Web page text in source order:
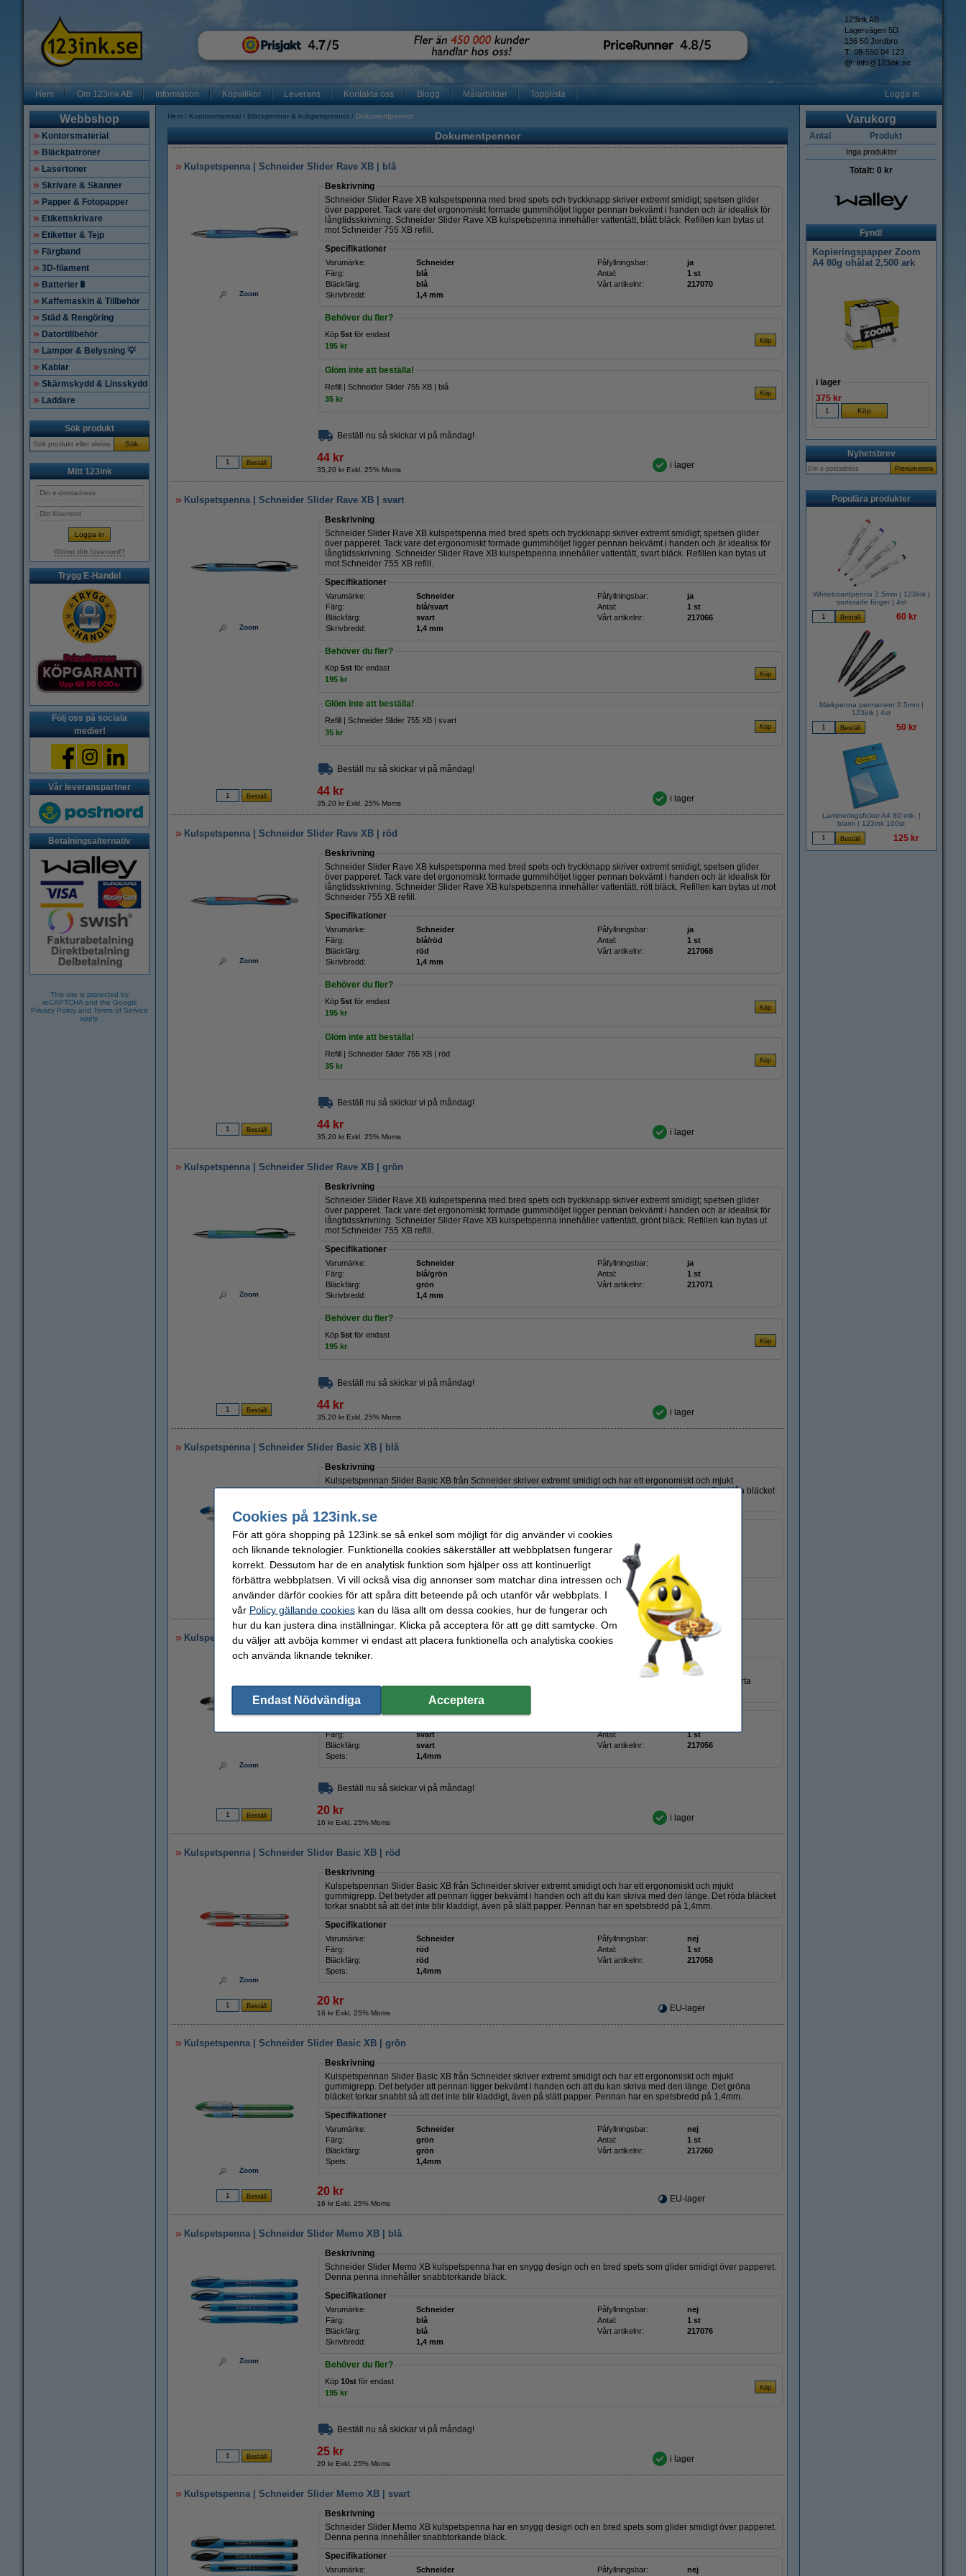
123ink AB
Lagervägen 5D
136 50 Jordbro
T: 08-550 04 123
@: info@123ink.se
Hem Om 123ink AB Information Köpvillkor Leverans Kontakta oss Blogg Målarbilder Topplista Logga in
Webbshop
Kontorsmaterial
Bläckpatroner
Lasertoner
Skrivare & Skanner
Papper & Fotopapper
Etikettskrivare
Etiketter & Tejp
Färgband
3D-filament
Batterier🔋
Kaffemaskin & Tillbehör
Städ & Rengöring
Datortillbehör
Lampor & Belysning 💡
Kablar
Skärmskydd & Linsskydd
Laddare
Sök produkt
Sök
Mitt 123ink
Glömt ditt lösenord?
Trygg E-Handel
Följ oss på sociala
medier!
Vår leveranspartner
Betalningsalternativ
This site is protected by
reCAPTCHA and the Google
Privacy Policy and Terms of Service
apply.
Hem Kontorsmaterial Bläckpennor & kulspetspennor Dokumentpennor
Dokumentpennor
Kulspetspenna | Schneider Slider Rave XB | blå
Zoom
Beskrivning
Schneider Slider Rave XB kulspetspenna med bred spets och tryckknapp skriver extremt smidigt; spetsen glider
över papperet. Tack vare det ergonomiskt formade gummihöljet ligger pennan bekvämt i handen och är idealisk för
långtidsskrivning. Schneider Slider Rave XB kulspetspenna innehåller vattentätt, blått bläck. Refillen kan bytas ut
mot Schneider 755 XB refill.
Specifikationer
Varumärke: Schneider Påfyllningsbar:
ja
Färg:
blå Antal:
1 st
Bläckfärg:
blå Vårt artikelnr:
217070
Skrivbredd:
1,4 mm
Behöver du fler?
Köp 5st för endast
195 kr
Glöm inte att beställa!
Refill | Schneider Slider 755 XB | blå
35 kr
Beställ nu så skickar vi på måndag!
44 kr
35,20 kr Exkl. 25% Moms i lager
Kulspetspenna | Schneider Slider Rave XB | svart
Zoom
Beskrivning
Schneider Slider Rave XB kulspetspenna med bred spets och tryckknapp skriver extremt smidigt; spetsen glider
över papperet. Tack vare det ergonomiskt formade gummihöljet ligger pennan bekvämt i handen och är idealisk för
långtidsskrivning. Schneider Slider Rave XB kulspetspenna innehåller vattentätt, svart bläck. Refillen kan bytas ut
mot Schneider 755 XB refill.
Specifikationer
Varumärke: Schneider Påfyllningsbar:
ja
Färg:
blå/svart Antal:
1 st
Bläckfärg:
svart Vårt artikelnr:
217066
Skrivbredd:
1,4 mm
Behöver du fler?
Köp 5st för endast
195 kr
Glöm inte att beställa!
Refill | Schneider Slider 755 XB | svart
35 kr
Beställ nu så skickar vi på måndag!
44 kr
35,20 kr Exkl. 25% Moms i lager
Kulspetspenna | Schneider Slider Rave XB | röd
Zoom
Beskrivning
Schneider Slider Rave XB kulspetspenna med bred spets och tryckknapp skriver extremt smidigt; spetsen glider
över papperet. Tack vare det ergonomiskt formade gummihöljet ligger pennan bekvämt i handen och är idealisk för
långtidsskrivning. Schneider Slider Rave XB kulspetspenna innehåller vattentätt, rött bläck. Refillen kan bytas ut mot
Schneider 755 XB refill.
Specifikationer
Varumärke: Schneider Påfyllningsbar:
ja
Färg:
blå/röd Antal:
1 st
Bläckfärg:
röd Vårt artikelnr:
217068
Skrivbredd:
1,4 mm
Behöver du fler?
Köp 5st för endast
195 kr
Glöm inte att beställa!
Refill | Schneider Slider 755 XB | röd
35 kr
Beställ nu så skickar vi på måndag!
44 kr
35,20 kr Exkl. 25% Moms i lager
Kulspetspenna | Schneider Slider Rave XB | grön
Zoom
Beskrivning
Schneider Slider Rave XB kulspetspenna med bred spets och tryckknapp skriver extremt smidigt; spetsen glider
över papperet. Tack vare det ergonomiskt formade gummihöljet ligger pennan bekvämt i handen och är idealisk för
långtidsskrivning. Schneider Slider Rave XB kulspetspenna innehåller vattentätt, grönt bläck. Refillen kan bytas ut
mot Schneider 755 XB refill.
Specifikationer
Varumärke: Schneider Påfyllningsbar:
ja
Färg:
blå/grön Antal:
1 st
Bläckfärg:
grön Vårt artikelnr:
217071
Skrivbredd:
1,4 mm
Behöver du fler?
Köp 5st för endast
195 kr
Beställ nu så skickar vi på måndag!
44 kr
35,20 kr Exkl. 25% Moms i lager
Kulspetspenna | Schneider Slider Basic XB | blå
Beskrivning
Kulspetspennan Slider Basic XB från Schneider skriver extremt smidigt och har ett ergonomiskt och mjukt
gummigrepp. Det betyder att pennan ligger bekvämt i handen och att du kan skriva med den länge. Det blåa bläcket
Specifikationer
Varumärke: Schneider Påfyllningsbar:
Bläckfärg:
blå Vårt artikelnr:
Spets:
1,4mm
20 kr
16 kr Exkl. 25% Moms EU-lager
Kulspetspenna | Schneider Slider Basic XB | svart
Zoom
Beskrivning
Kulspetspennan Slider Basic XB från Schneider skriver extremt smidigt och har ett ergonomiskt och mjukt
gummigrepp. Det betyder att pennan ligger bekvämt i handen och att du kan skriva med den länge. Det svarta
Färg:
svart Antal:
1 st
Bläckfärg:
svart Vårt artikelnr:
217056
Spets:
1,4mm
Beställ nu så skickar vi på måndag!
20 kr
16 kr Exkl. 25% Moms i lager
Kulspetspenna | Schneider Slider Basic XB | röd
Zoom
Beskrivning
Kulspetspennan Slider Basic XB från Schneider skriver extremt smidigt och har ett ergonomiskt och mjukt
gummigrepp. Det betyder att pennan ligger bekvämt i handen och att du kan skriva med den länge. Det röda bläcket
torkar snabbt så att det inte blir kladdigt, även på slätt papper. Pennan har en spetsbredd på 1,4mm.
Specifikationer
Varumärke: Schneider Påfyllningsbar:
nej
Färg:
röd Antal:
1 st
Bläckfärg:
röd Vårt artikelnr:
217058
Spets:
1,4mm
20 kr
16 kr Exkl. 25% Moms EU-lager
Kulspetspenna | Schneider Slider Basic XB | grön
Zoom
Beskrivning
Kulspetspennan Slider Basic XB från Schneider skriver extremt smidigt och har ett ergonomiskt och mjukt
gummigrepp. Det betyder att pennan ligger bekvämt i handen och att du kan skriva med den länge. Det gröna
bläcket torkar snabbt så att det inte blir kladdigt, även på slätt papper. Pennan har en spetsbredd på 1,4mm.
Specifikationer
Varumärke: Schneider Påfyllningsbar:
nej
Färg:
grön Antal:
1 st
Bläckfärg:
grön Vårt artikelnr:
217260
Spets:
1,4mm
20 kr
16 kr Exkl. 25% Moms EU-lager
Kulspetspenna | Schneider Slider Memo XB | blå
Zoom
Beskrivning
Schneider Slider Memo XB kulspetspenna har en snygg design och en bred spets som glider smidigt över papperet.
Denna penna innehåller snabbtorkande bläck.
Specifikationer
Varumärke: Schneider Påfyllningsbar:
nej
Färg:
blå Antal:
1 st
Bläckfärg:
blå Vårt artikelnr:
217076
Skrivbredd:
1,4 mm
Behöver du fler?
Köp 10st för endast
195 kr
Beställ nu så skickar vi på måndag!
25 kr
20 kr Exkl. 25% Moms i lager
Kulspetspenna | Schneider Slider Memo XB | svart
Beskrivning
Schneider Slider Memo XB kulspetspenna har en snygg design och en bred spets som glider smidigt över papperet.
Denna penna innehåller snabbtorkande bläck.
Specifikationer
Varumärke: Schneider Påfyllningsbar: nej
Varukorg
Antal Produkt
Inga produkter
Totalt: 0 kr
Fynd!
Kopieringspapper Zoom
A4 80g ohålat 2,500 ark
i lager
375 kr
Nyhetsbrev
Populära produkter
Whiteboardpenna 2.5mm | 123ink |
sorterade färger | 4st
60 kr
Märkpenna permanent 2.5mm |
123ink | 4st
50 kr
Lamineringsfickor A4 80 mik. |
blank | 123ink 100st
125 kr
Cookies på 123ink.se
För att göra shopping på 123ink.se så enkel som möjligt för dig använder vi cookies
och liknande teknologier. Funktionella cookies säkerställer att webbplatsen fungerar
korrekt. Dessutom har de en analytisk funktion som hjälper oss att kontinuerligt
förbättra webbplatsen. Vi vill också visa dig annonser som matchar dina intressen och
använder därför cookies för att spåra ditt beteende på och utanför vår webbplats. I
vår Policy gällande cookieskan du läsa allt om dessa cookies, hur de fungerar och
hur du kan justera dina inställningar. Klicka på acceptera för att ge ditt samtycke. Om
du väljer att avböja kommer vi endast att placera funktionella och analytiska cookies
och använda liknande tekniker.
Endast Nödvändiga Acceptera